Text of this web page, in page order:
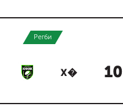
Регби
Х� 10